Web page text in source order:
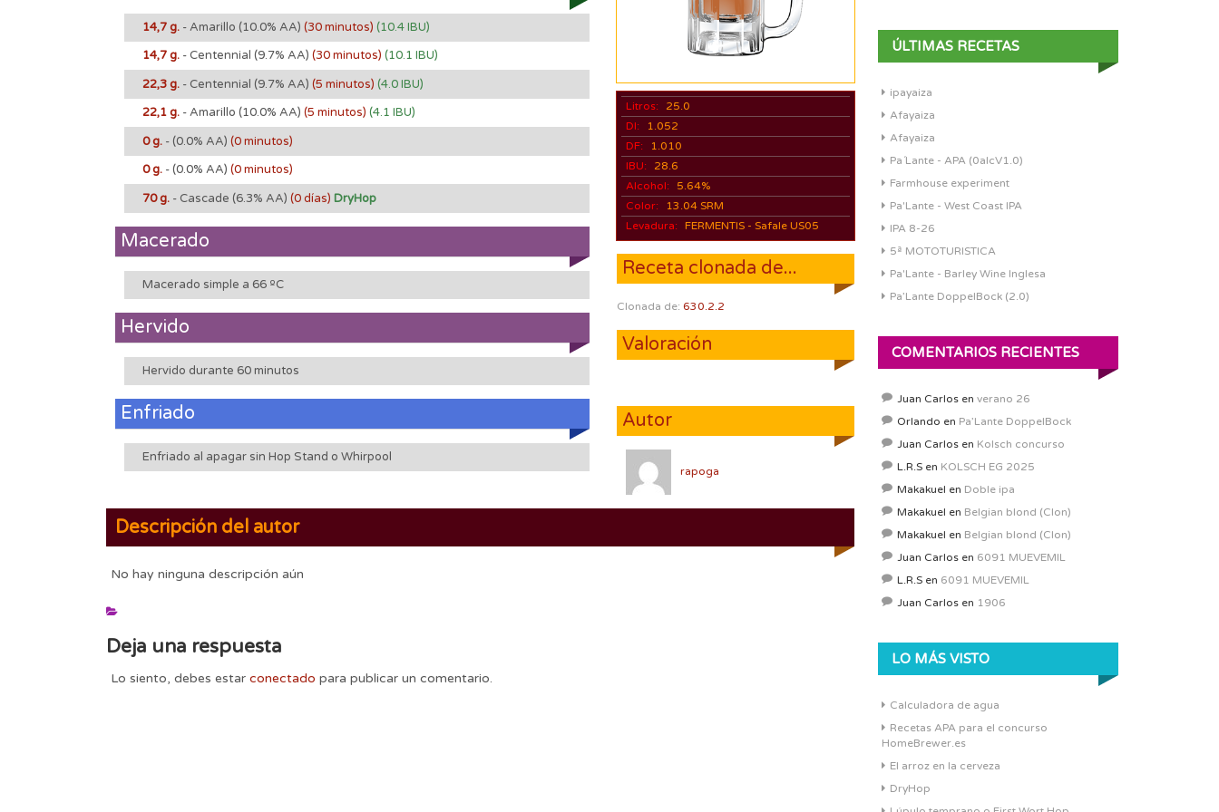
14,7 g. - Amarillo (10.0% AA) (30 minutos) (10.4 IBU)
14,7 g. - Centennial (9.7% AA) (30 minutos) (10.1 IBU)
22,3 g. - Centennial (9.7% AA) (5 minutos) (4.0 IBU)
22,1 g. - Amarillo (10.0% AA) (5 minutos) (4.1 IBU)
0 g. - (0.0% AA) (0 minutos)
0 g. -(0.0% AA) (0 minutos)
70 g. - Cascade (6.3% AA) (0 días) DryHop
Macerado
Macerado simple a 66 ºC
Hervido
Hervido durante 60 minutos
Enfriado
Enfriado al apagar sin Hop Stand o Whirpool
Litros:
25.0
DI:
1.052
DF:
1.010
IBU:
28.6
Alcohol:
5.64%
Color:
13.04 SRM
Levadura: FERMENTIS - Safale US05
Receta clonada de...
Clonada de:630.2.2
Valoración
Autor
rapoga
Descripción del autor
No hay ninguna descripción aún
Deja una respuesta
Lo siento, debes estar conectado para publicar un comentario.
ÚLTIMAS RECETAS
ipayaiza
Afayaiza
Afayaiza
Pa´Lante - APA (0alcV1.0)
Farmhouse experiment
Pa'Lante - West Coast IPA
IPA 8-26
5ª MOTOTURISTICA
Pa'Lante - Barley Wine Inglesa
Pa’Lante DoppelBock (2.0)
COMENTARIOS RECIENTES
Juan Carlos en verano 26
Orlando en Pa’Lante DoppelBock
Juan Carlos en Kolsch concurso
L.R.S en KOLSCH EG 2025
Makakuel en Doble ipa
Makakuel en Belgian blond (Clon)
Makakuel en Belgian blond (Clon)
Juan Carlos en 6091 MUEVEMIL
L.R.S en 6091 MUEVEMIL
Juan Carlos en 1906
LO MÁS VISTO
Calculadora de agua
Recetas APA para el concurso
HomeBrewer.es
El arroz en la cerveza
DryHop